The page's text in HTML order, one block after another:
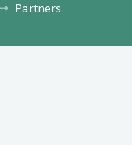
Partners